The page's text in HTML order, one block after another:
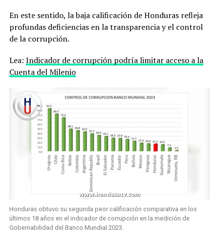
En este sentido, la baja calificación de Honduras refleja
profundas deficiencias en la transparencia y el control
de la corrupción.
Lea: Indicador de corrupción podría limitar acceso a la
Cuenta del Milenio
Honduras obtuvo su segunda peor calificación comparativa en los
últimos 18 años en el indicador de corrupción en la medición de
Gobernabilidad del Banco Mundial 2023.